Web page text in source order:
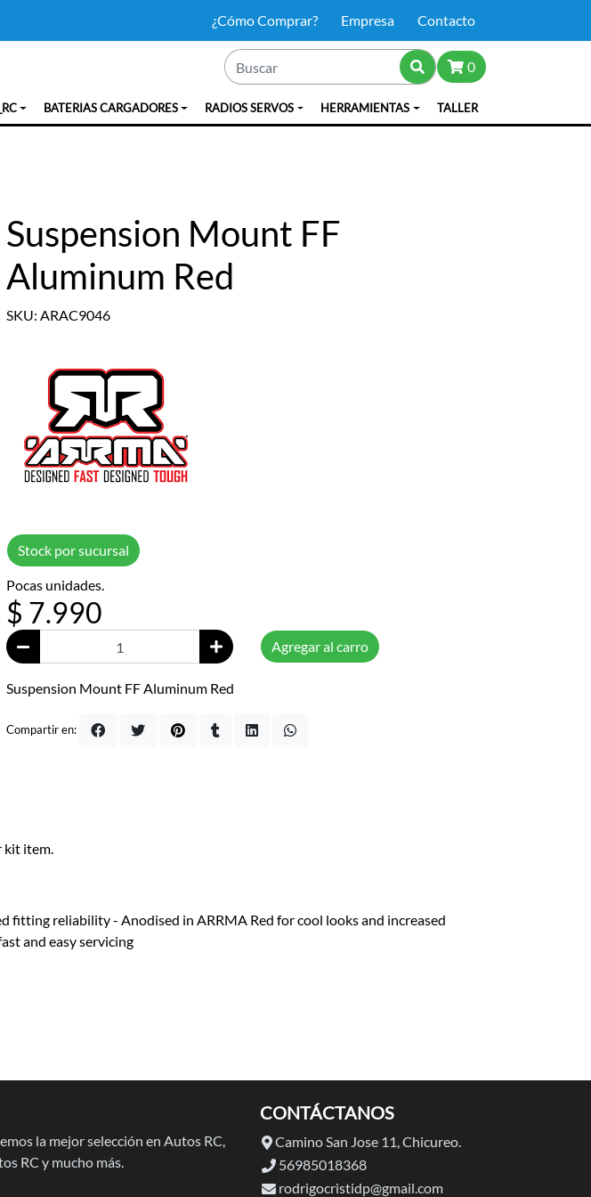
¿Cómo Comprar? Empresa Contacto
0
BATERIAS CARGADORES RADIOS SERVOS HERRAMIENTAS TALLER
Suspension Mount FF
Aluminum Red
SKU: ARAC9046
Stock por sucursal
Pocas unidades.
$ 7.990
Agregar al carro
Suspension Mount FF Aluminum Red
Compartir en:
kit item.
reliability - Anodised in ARRMA Red for cool looks and increased
and easy servicing
la mejor selección en Autos RC,
RC y mucho más.
CONTÁCTANOS
Camino San Jose 11, Chicureo.
56985018368
rodrigocristidp@gmail.com